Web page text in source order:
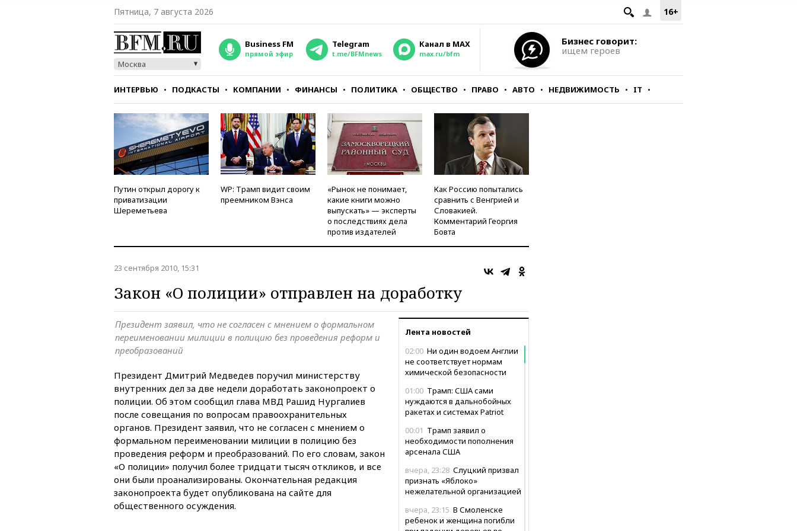
16+
Пятница, 7 августа 2026
Москва
Business FM
прямой эфир
Telegram
t.me/BFMnews
Канал в MAX
max.ru/bfm
Бизнес говорит:
ищем героев
ИНТЕРВЬЮ ПОДКАСТЫ КОМПАНИИ ФИНАНСЫ ПОЛИТИКА ОБЩЕСТВО ПРАВО АВТО НЕДВИЖИМОСТЬ IT
СТИЛЬ ТЕСТЫ
Путин открыл дорогу к
приватизации
Шереметьева
WP: Трамп видит своим
преемником Вэнса
«Рынок не понимает,
какие книги можно
выпускать» — эксперты
о последствиях дела
против издателей
Как Россию попытались
сравнить с Венгрией и
Словакией.
Комментарий Георгия
Бовта
23 сентября 2010, 15:31
Закон «О полиции» отправлен на доработку
Лента новостей
02:00 Ни один водоем Англии
не соответствует нормам
химической безопасности
01:00 Трамп: США сами
нуждаются в дальнобойных
ракетах и системах Patriot
00:01 Трамп заявил о
необходимости пополнения
арсенала США
вчера, 23:28 Слуцкий призвал
признать «Яблоко»
нежелательной организацией
вчера, 23:15 В Смоленске
ребенок и женщина погибли
Президент заявил, что не согласен с мнением о формальном
переименовании милиции в полицию без проведения реформ и
преобразований
Президент Дмитрий Медведев поручил министерству
внутренних дел за две недели доработать законопроект о
полиции. Об этом сообщил глава МВД Рашид Нургалиев
после совещания по вопросам правоохранительных
органов. Президент заявил, что не согласен с мнением о
формальном переименовании милиции в полицию без
проведения реформ и преобразований. По его словам, закон
«О полиции» получил более тридцати тысяч откликов, и все
они были проанализированы. Окончательная редакция
законопроекта будет опубликована на сайте для
общественного осуждения.